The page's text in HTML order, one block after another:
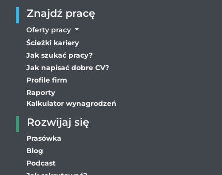
Znajdź pracę
Oferty pracy
Ścieżki kariery
Jak szukać pracy?
Jak napisać dobre CV?
Profile firm
Raporty
Kalkulator wynagrodzeń
Rozwijaj się
Prasówka
Blog
Podcast